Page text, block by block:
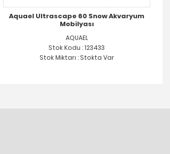
Aquael Ultrascape 60 Snow Akvaryum
Mobilyası
AQUAEL
Stok Kodu : 123433
Stok Miktarı : Stokta Var